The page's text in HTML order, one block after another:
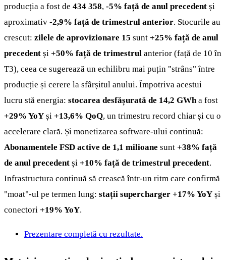
producția a fost de 434 358, -5% față de anul precedent și
aproximativ -2,9% față de trimestrul anterior. Stocurile au
crescut: zilele de aprovizionare 15 sunt +25% față de anul
precedent și +50% față de trimestrul anterior (față de 10 în
T3), ceea ce sugerează un echilibru mai puțin "strâns" între
producție și cerere la sfârșitul anului. Împotriva acestui
lucru stă energia: stocarea desfășurată de 14,2 GWha fost
+29% YoY și +13,6% QoQ, un trimestru record chiar și cu o
accelerare clară. Și monetizarea software-ului continuă:
Abonamentele FSD active de 1,1 milioane sunt +38% față
de anul precedent și +10% față de trimestrul precedent.
Infrastructura continuă să crească într-un ritm care confirmă
"moat"-ul pe termen lung: stații supercharger +17% YoY și
conectori +19% YoY.
Prezentare completă cu rezultate.